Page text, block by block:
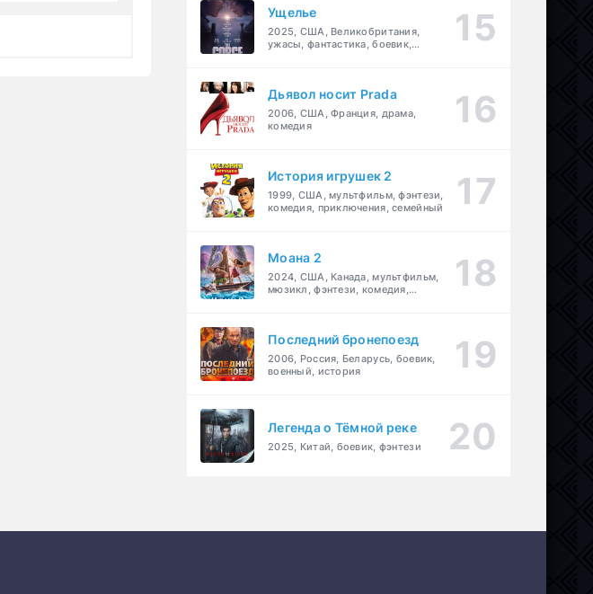
Ущелье
2025, США, Великобритания,
ужасы, фантастика, боевик,
Дьявол носит Prada
2006, США, Франция, драма,
комедия
История игрушек 2
1999, США, мультфильм, фэнтези,
комедия, приключения, семейный
Моана 2
2024, США, Канада, мультфильм,
мюзикл, фэнтези, комедия,
Последний бронепоезд
2006, Россия, Беларусь, боевик,
военный, история
Легенда о Тёмной реке
2025, Китай, боевик, фэнтези